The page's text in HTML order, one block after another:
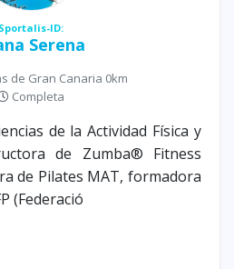
Sportalis-ID:
Serena
de Gran Canaria 0km
Completa
de la Actividad Física y
de Zumba® Fitness
de Pilates MAT, formadora
(Federació